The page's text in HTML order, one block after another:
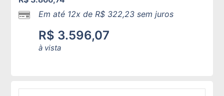
Em até 12x deR$ 322,23 sem juros
R$ 3.596,07
à vista